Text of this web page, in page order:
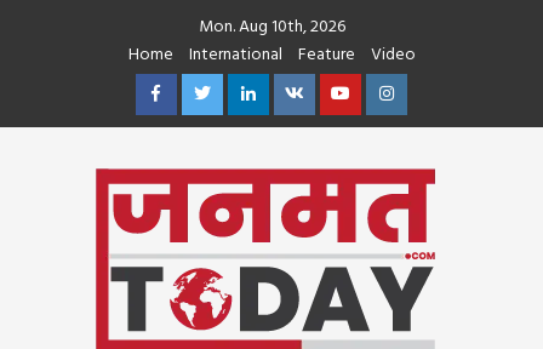
Mon. Aug 10th, 2026
Home
International Feature
Video
FacebookTwitterLinkedin
VK YoutubeInstagram